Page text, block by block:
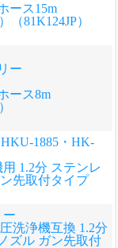
ース15m
81K124JP）
ー
ース8m
1885・HK-
1.2分 ステンレ
先取付タイプ
ー
洗浄機互換 1.2分
ズル ガン先取付